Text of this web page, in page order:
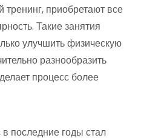
приобретают все
Такие занятия
улучшить физическую
разнообразить
процесс более
последние годы стал